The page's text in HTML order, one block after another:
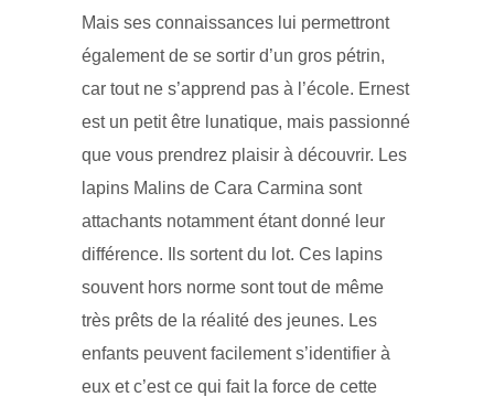
Mais ses connaissances lui permettront
également de se sortir d’un gros pétrin,
car tout ne s’apprend pas à l’école. Ernest
est un petit être lunatique, mais passionné
que vous prendrez plaisir à découvrir. Les
lapins Malins de Cara Carmina sont
attachants notamment étant donné leur
différence. Ils sortent du lot. Ces lapins
souvent hors norme sont tout de même
très prêts de la réalité des jeunes. Les
enfants peuvent facilement s’identifier à
eux et c’est ce qui fait la force de cette